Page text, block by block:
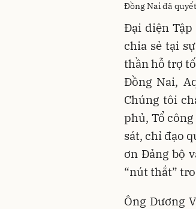
Đồng Nai đã
Đại diện Tập
chia sẻ tại
thần hỗ trợ
Đồng Nai,
Chúng tôi
phủ, Tổ
sát, chỉ đạo
ơn Đảng bộ
“nút thắt”
Ông Dương